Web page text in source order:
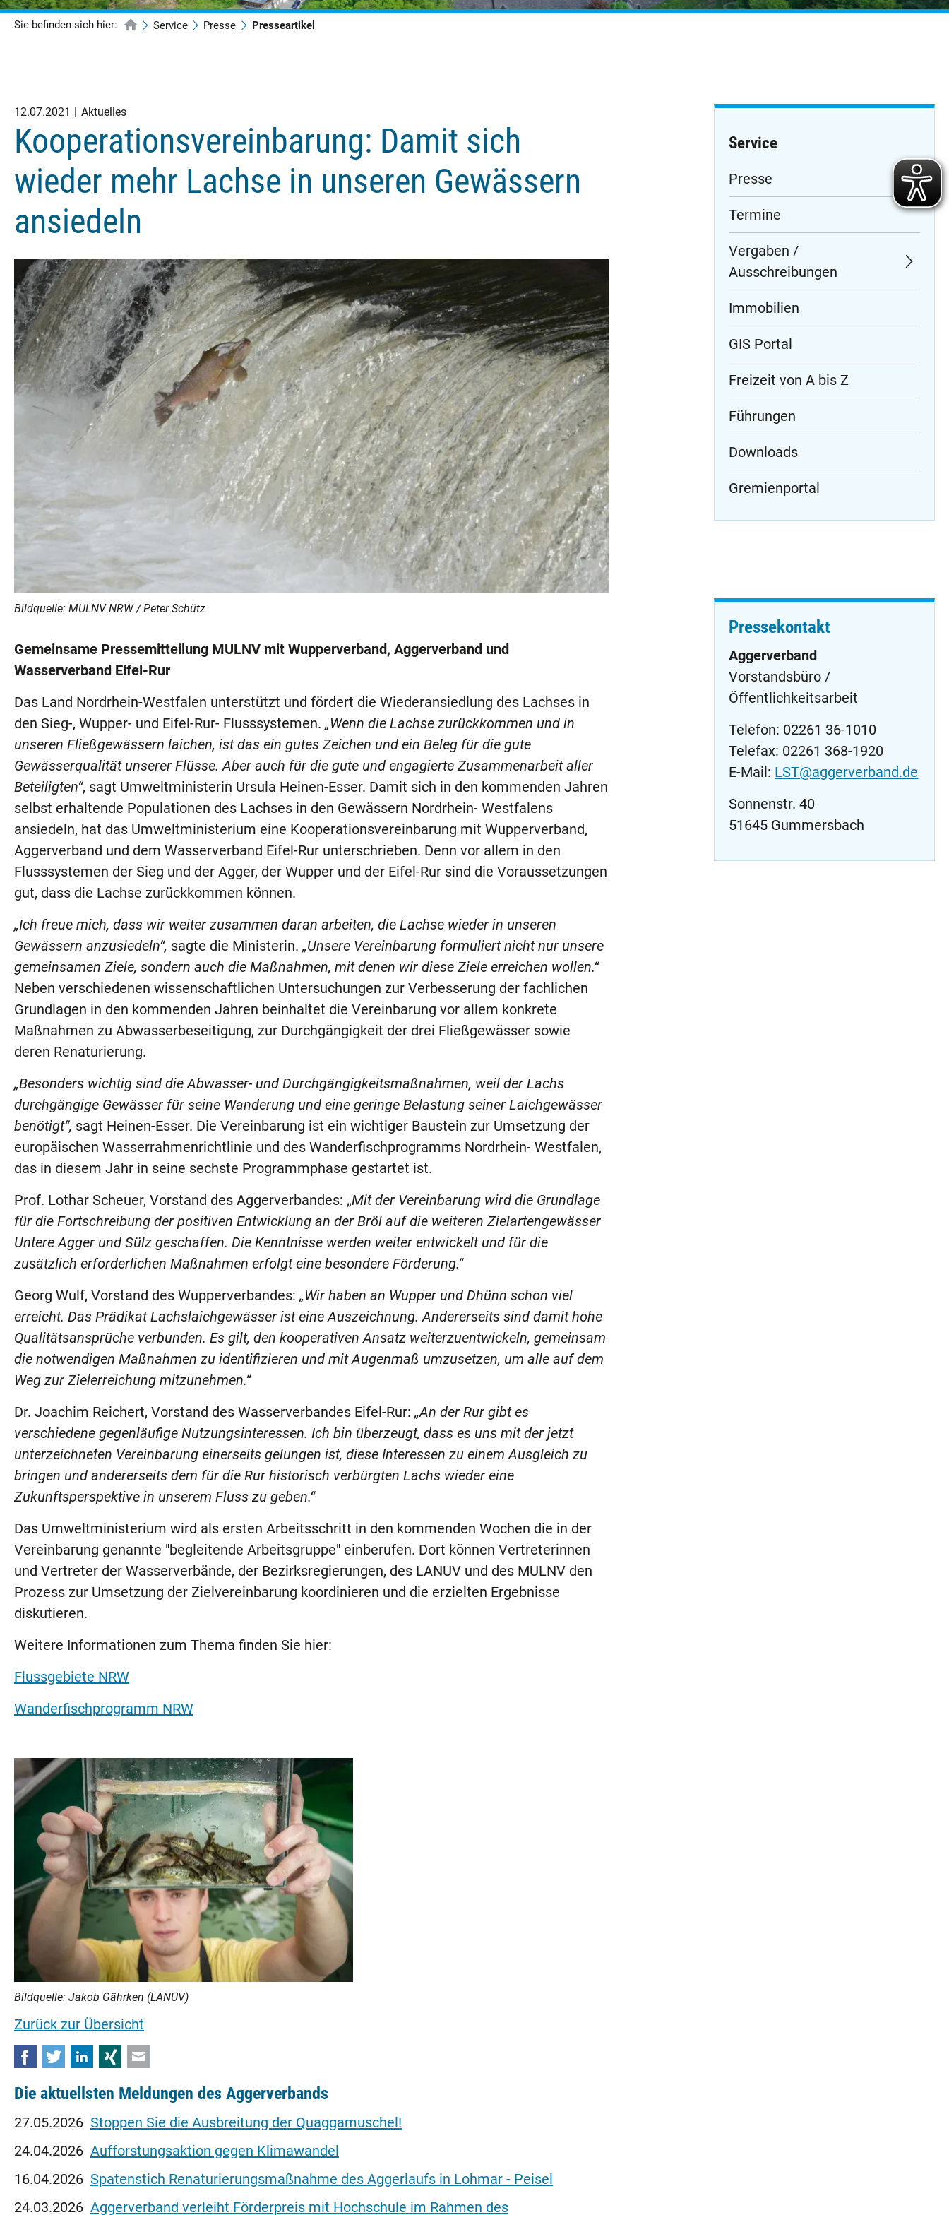
Sie befinden sich hier: Service Presse Presseartikel
12.07.2021 Aktuelles
Kooperationsvereinbarung: Damit sich
wieder mehr Lachse in unseren Gewässern
ansiedeln
Bildquelle: MULNV NRW / Peter Schütz
Gemeinsame Pressemitteilung MULNV mit Wupperverband, Aggerverband und
Wasserverband Eifel-Rur
Das Land Nordrhein-Westfalen unterstützt und fördert die Wiederansiedlung des Lachses in
den Sieg-, Wupper- und Eifel-Rur- Flusssystemen. „Wenn die Lachse zurückkommen und in
unseren Fließgewässern laichen, ist das ein gutes Zeichen und ein Beleg für die gute
Gewässerqualität unserer Flüsse. Aber auch für die gute und engagierte Zusammenarbeit aller
Beteiligten“, sagt Umweltministerin Ursula Heinen-Esser. Damit sich in den kommenden Jahren
selbst erhaltende Populationen des Lachses in den Gewässern Nordrhein- Westfalens
ansiedeln, hat das Umweltministerium eine Kooperationsvereinbarung mit Wupperverband,
Aggerverband und dem Wasserverband Eifel-Rur unterschrieben. Denn vor allem in den
Flusssystemen der Sieg und der Agger, der Wupper und der Eifel-Rur sind die Voraussetzungen
gut, dass die Lachse zurückkommen können.
„Ich freue mich, dass wir weiter zusammen daran arbeiten, die Lachse wieder in unseren
Gewässern anzusiedeln“, sagte die Ministerin. „Unsere Vereinbarung formuliert nicht nur unsere
gemeinsamen Ziele, sondern auch die Maßnahmen, mit denen wir diese Ziele erreichen wollen.“
Neben verschiedenen wissenschaftlichen Untersuchungen zur Verbesserung der fachlichen
Grundlagen in den kommenden Jahren beinhaltet die Vereinbarung vor allem konkrete
Maßnahmen zu Abwasserbeseitigung, zur Durchgängigkeit der drei Fließgewässer sowie
deren Renaturierung.
„Besonders wichtig sind die Abwasser- und Durchgängigkeitsmaßnahmen, weil der Lachs
durchgängige Gewässer für seine Wanderung und eine geringe Belastung seiner Laichgewässer
benötigt“, sagt Heinen-Esser. Die Vereinbarung ist ein wichtiger Baustein zur Umsetzung der
europäischen Wasserrahmenrichtlinie und des Wanderfischprogramms Nordrhein- Westfalen,
das in diesem Jahr in seine sechste Programmphase gestartet ist.
Prof. Lothar Scheuer, Vorstand des Aggerverbandes: „Mit der Vereinbarung wird die Grundlage
für die Fortschreibung der positiven Entwicklung an der Bröl auf die weiteren Zielartengewässer
Untere Agger und Sülz geschaffen. Die Kenntnisse werden weiter entwickelt und für die
zusätzlich erforderlichen Maßnahmen erfolgt eine besondere Förderung.“
Georg Wulf, Vorstand des Wupperverbandes: „Wir haben an Wupper und Dhünn schon viel
erreicht. Das Prädikat Lachslaichgewässer ist eine Auszeichnung. Andererseits sind damit hohe
Qualitätsansprüche verbunden. Es gilt, den kooperativen Ansatz weiterzuentwickeln, gemeinsam
die notwendigen Maßnahmen zu identifizieren und mit Augenmaß umzusetzen, um alle auf dem
Weg zur Zielerreichung mitzunehmen.“
Dr. Joachim Reichert, Vorstand des Wasserverbandes Eifel-Rur: „An der Rur gibt es
verschiedene gegenläufige Nutzungsinteressen. Ich bin überzeugt, dass es uns mit der jetzt
unterzeichneten Vereinbarung einerseits gelungen ist, diese Interessen zu einem Ausgleich zu
bringen und andererseits dem für die Rur historisch verbürgten Lachs wieder eine
Zukunftsperspektive in unserem Fluss zu geben.“
Das Umweltministerium wird als ersten Arbeitsschritt in den kommenden Wochen die in der
Vereinbarung genannte "begleitende Arbeitsgruppe" einberufen. Dort können Vertreterinnen
und Vertreter der Wasserverbände, der Bezirksregierungen, des LANUV und des MULNV den
Prozess zur Umsetzung der Zielvereinbarung koordinieren und die erzielten Ergebnisse
diskutieren.
Weitere Informationen zum Thema finden Sie hier:
Flussgebiete NRW
Wanderfischprogramm NRW
Bildquelle: Jakob Gährken (LANUV)
Zurück zur Übersicht
FacebookTwitterLinkedIn
Xing
Die aktuellsten Meldungen des Aggerverbands
27.05.2026 Stoppen Sie die Ausbreitung der Quaggamuschel!
24.04.2026 Aufforstungsaktion gegen Klimawandel
16.04.2026 Spatenstich Renaturierungsmaßnahme des Aggerlaufs in Lohmar - Peisel
24.03.2026 Aggerverband verleiht Förderpreis mit Hochschule im Rahmen des
Service
Navigation
überspringen
Presse
Termine
Vergaben /
Ausschreibungen
Immobilien
GIS Portal
Freizeit von A bis Z
Führungen
Downloads
Gremienportal
Pressekontakt
Aggerverband
Vorstandsbüro /
Öffentlichkeitsarbeit
Telefon: 02261 36-1010
Telefax: 02261 368-1920
E-Mail: LST@aggerverband.de
Sonnenstr. 40
51645 Gummersbach